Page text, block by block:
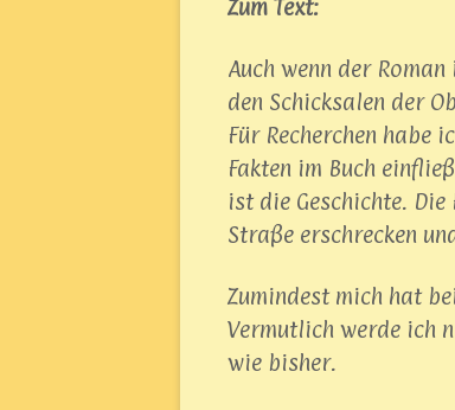
Zum Text:
Auch wenn der
den Schicksalen der
Für Recherchen habe
Fakten im Buch
ist die Geschichte.
Straße erschrecken
Zumindest mich hat
Vermutlich werde ich
wie bisher.